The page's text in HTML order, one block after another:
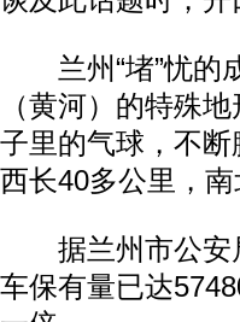
兰州“堵”忧的
（黄河）的特殊
子里的气球，不
西长40多公里，
据兰州市公安
车保有量已达